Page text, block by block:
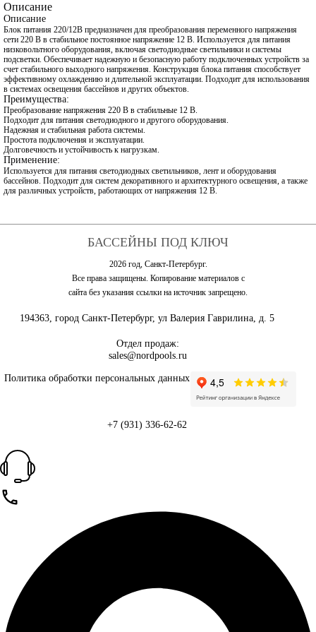
Описание
Описание
Блок питания 220/12В предназначен для преобразования переменного напряжения
сети 220 В в стабильное постоянное напряжение 12 В. Используется для питания
низковольтного оборудования, включая светодиодные светильники и системы
подсветки. Обеспечивает надежную и безопасную работу подключенных устройств за
счет стабильного выходного напряжения. Конструкция блока питания способствует
эффективному охлаждению и длительной эксплуатации. Подходит для использования
в системах освещения бассейнов и других объектов.
Преимущества:
Преобразование напряжения 220 В в стабильные 12 В.
Подходит для питания светодиодного и другого оборудования.
Надежная и стабильная работа системы.
Простота подключения и эксплуатации.
Долговечность и устойчивость к нагрузкам.
Применение:
Используется для питания светодиодных светильников, лент и оборудования
бассейнов. Подходит для систем декоративного и архитектурного освещения, а также
для различных устройств, работающих от напряжения 12 В.
БАССЕЙНЫ ПОД КЛЮЧ
2026 год, Санкт-Петербург.
Все права защищены. Копирование материалов с
сайта без указания ссылки на источник запрещено.
194363, город Санкт-Петербург, ул Валерия Гаврилина, д. 5
Отдел продаж:
sales@nordpools.ru
Политика обработки персональных данных
+7 (931) 336-62-62